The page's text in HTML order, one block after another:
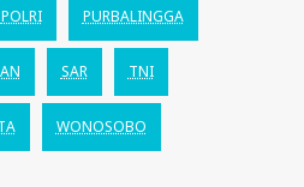
POLRI PURBALINGGA
SAR TNI
WONOSOBO